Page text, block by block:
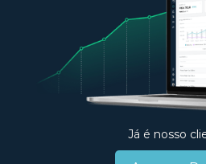
Já é nosso